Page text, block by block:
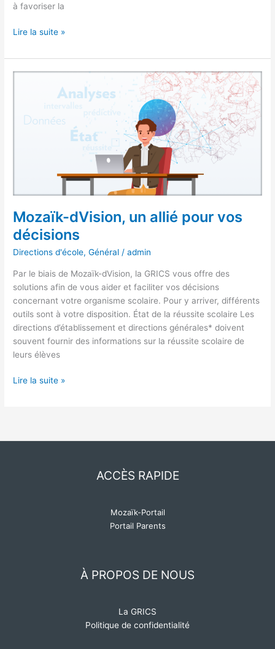
à favoriser la
Lire la suite »
Mozaïk-dVision, un allié pour vos
décisions
Directions d'école,Général /admin
Par le biais de Mozaïk-dVision, la GRICS vous offre des
solutions afin de vous aider et faciliter vos décisions
concernant votre organisme scolaire. Pour y arriver, différents
outils sont à votre disposition. État de la réussite scolaire Les
directions d’établissement et directions générales* doivent
souvent fournir des informations sur la réussite scolaire de
leurs élèves
allié
Lire la suite »
ACCÈS RAPIDE
Mozaïk-Portail
Portail Parents
À PROPOS DE NOUS
La GRICS
Politique de confidentialité